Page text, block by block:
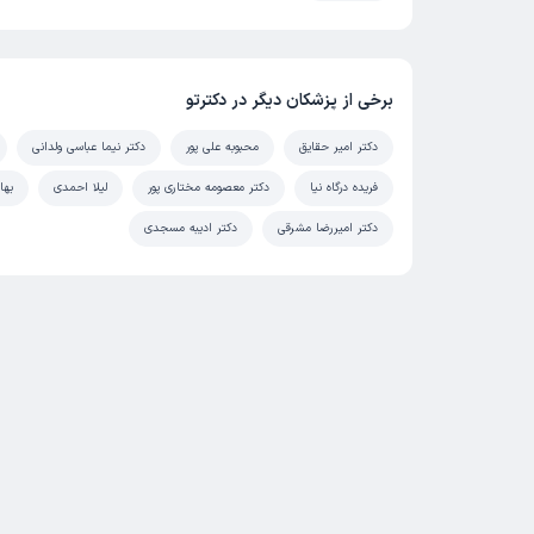
برخی از پزشکان دیگر در دکترتو
دکتر امیر حقایق محبوبه علی پور دکتر نیما عباسی ولدانی
فریده درگاه نیا دکتر معصومه مختاری پور لیلا احمدی
دکتر امیررضا مشرقی دکتر ادیبه مسجدی